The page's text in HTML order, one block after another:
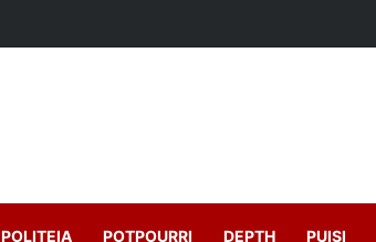
POLITEIA POTPOURRI DEPTH PUISI